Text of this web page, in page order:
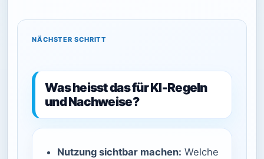
NÄCHSTER SCHRITT
Was heisst das für KI-Regeln
und Nachweise?
Nutzung sichtbar machen: Welche